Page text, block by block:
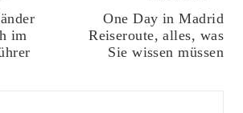
im
One Day in Madrid
Reiseroute, alles, was
Sie wissen müssen